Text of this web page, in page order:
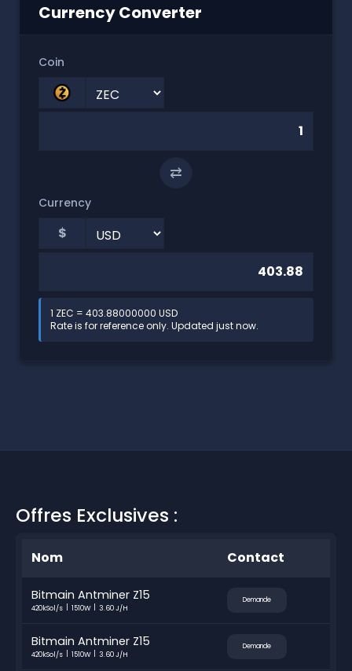
Currency Converter
Coin
⇄
Currency
$
1 ZEC = 403.88000000 USD
Rate is for reference only. Updated just now.
Offres Exclusives :
Nom Contact
Bitmain Antminer Z15
420kSol/s 1510W 3.60 J/H
Demande
Bitmain Antminer Z15
420kSol/s 1510W 3.60 J/H
Demande